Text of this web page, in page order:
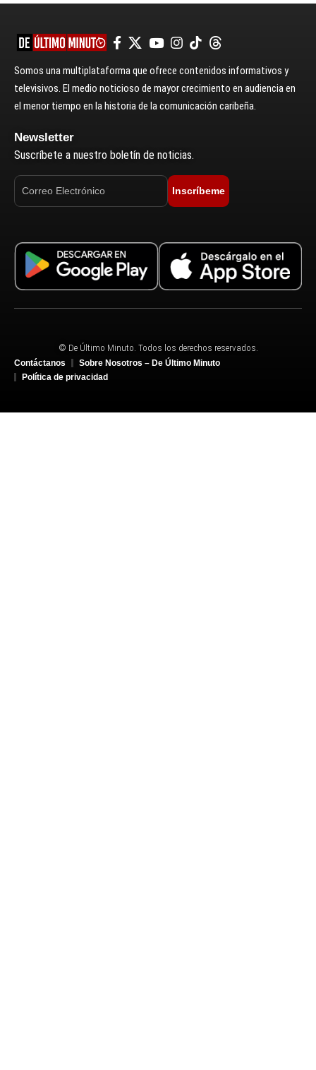
Somos una multiplataforma que ofrece contenidos informativos y
televisivos. El medio noticioso de mayor crecimiento en audiencia en
el menor tiempo en la historia de la comunicación caribeña.
Newsletter
Suscríbete a nuestro boletín de noticias.
Inscríbeme
© De Último Minuto. Todos los derechos reservados.
Contáctanos
Sobre Nosotros – De Último Minuto
Política de privacidad